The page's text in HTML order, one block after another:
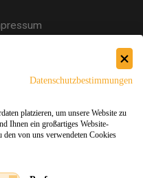
Einkaufen
Datenschutzbestimmungen
platzieren, um unsere Website zu
Ihnen ein großartiges Website-
von uns verwendeten Cookies